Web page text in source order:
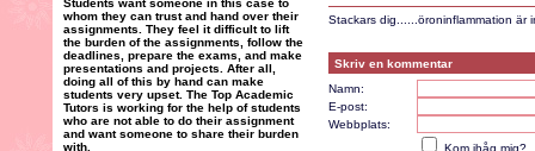
Students want someone in this case to
whom they can trust and hand over their
assignments. They feel it difficult to lift
the burden of the assignments, follow the
deadlines, prepare the exams, and make
presentations and projects. After all,
doing all of this by hand can make
students very upset. The Top Academic
Tutors is working for the help of students
who are not able to do their assignment
and want someone to share their burden
with.
Stackars dig......öroninflammation är
Skriv en kommentar
Namn:
E-post:
Webbplats:
Kom ihåg mig?